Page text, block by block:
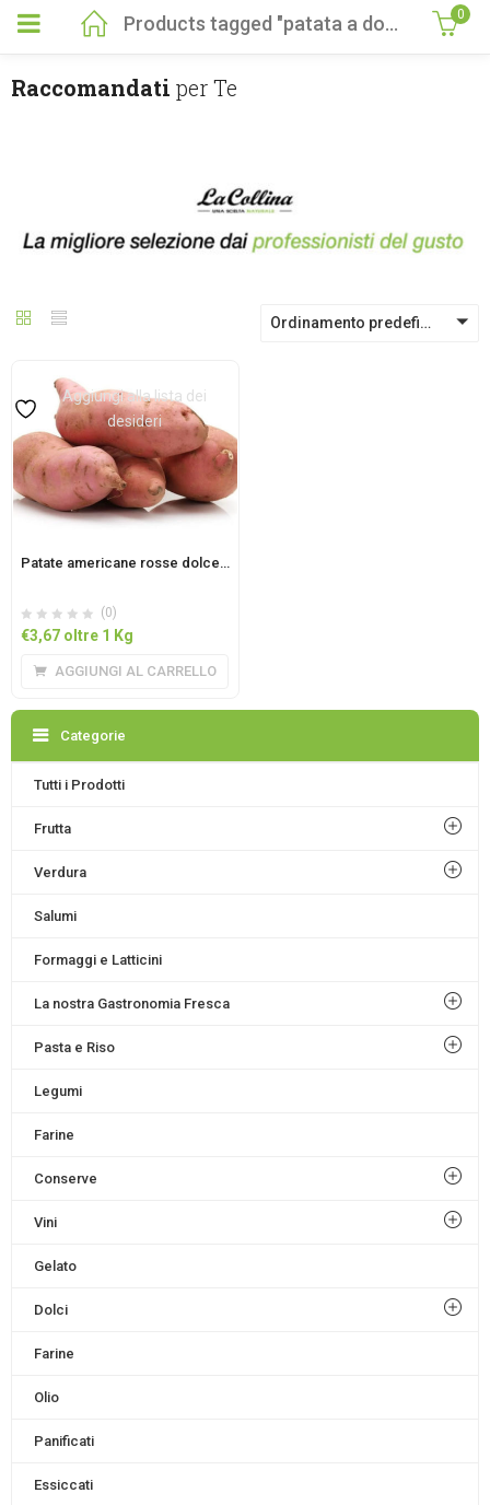
Products tagged "patata a domicilio" 0
Raccomandati per Te
Ordinamento predefinito
Aggiungi alla lista dei
desideri
Patate americane rosse dolce al Kg
(0)
€3,67 oltre 1 Kg
AGGIUNGI AL CARRELLO
Categorie
Tutti i Prodotti
Frutta
Verdura
Salumi
Formaggi e Latticini
La nostra Gastronomia Fresca
Pasta e Riso
Legumi
Farine
Conserve
Vini
Gelato
Dolci
Farine
Olio
Panificati
Essiccati